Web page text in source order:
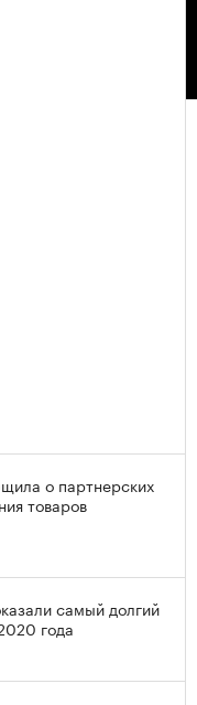
о партнерских
товаров
самый долгий
года